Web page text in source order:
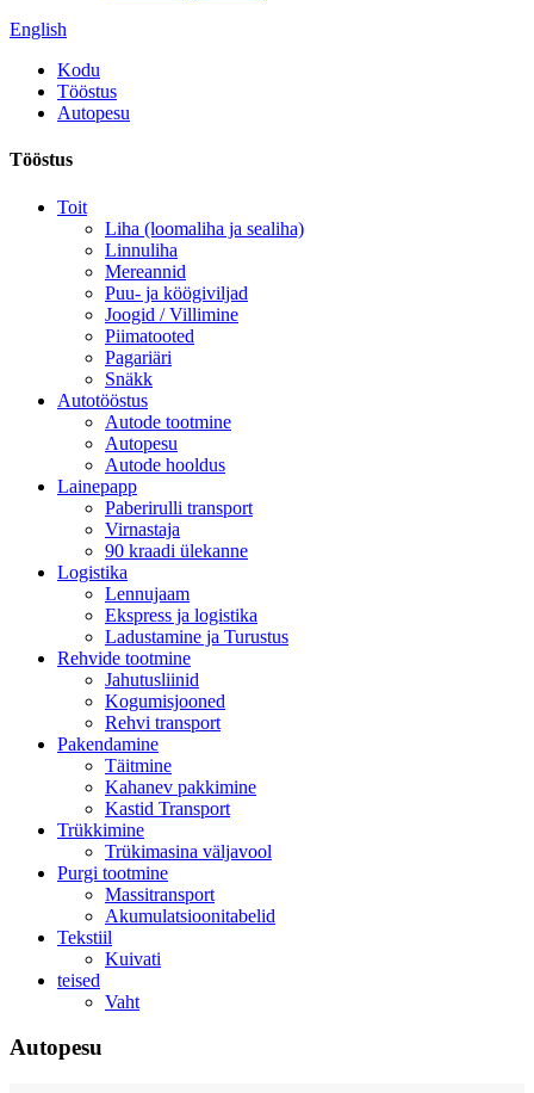
English
Kodu
Tööstus
Autopesu
Tööstus
Toit
Liha (loomaliha ja sealiha)
Linnuliha
Mereannid
Puu- ja köögiviljad
Joogid / Villimine
Piimatooted
Pagariäri
Snäkk
Autotööstus
Autode tootmine
Autopesu
Autode hooldus
Lainepapp
Paberirulli transport
Virnastaja
90 kraadi ülekanne
Logistika
Lennujaam
Ekspress ja logistika
Ladustamine ja Turustus
Rehvide tootmine
Jahutusliinid
Kogumisjooned
Rehvi transport
Pakendamine
Täitmine
Kahanev pakkimine
Kastid Transport
Trükkimine
Trükimasina väljavool
Purgi tootmine
Massitransport
Akumulatsioonitabelid
Tekstiil
Kuivati
teised
Vaht
Autopesu